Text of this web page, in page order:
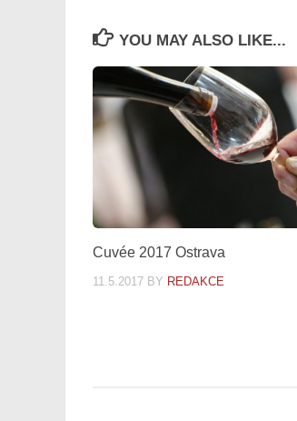
YOU MAY ALSO LIKE...
Cuvée 2017 Ostrava
11.5.2017 BY REDAKCE